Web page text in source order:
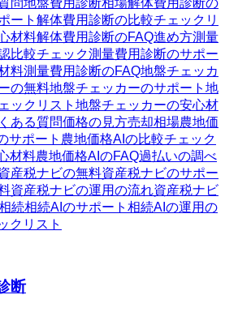
問地盤費用診断相場解体費用診断の
ート 解体費用診断の比較チェックリ
材料解体費用診断のFAQ進め方測量
比較チェック測量費用診断のサポー
料測量費用診断のFAQ地盤チェッカ
の無料地盤チェッカーのサポート 地
ックリスト 地盤チェッカーの安心材
ある質問価格の見方売却相場農地価
サポート 農地価格AIの比較チェック
材料農地価格AIのFAQ過払いの調べ
産税ナビの無料資産税ナビのサポー
資産税ナビの運用の流れ資産税ナビ
続相続AIのサポート 相続AIの運用の
クリスト
断